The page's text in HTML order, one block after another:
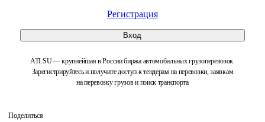
Регистрация
Вход
ATI.SU — крупнейшая в России биржа автомобильных грузоперевозок.
Зарегистрируйтесь и получите доступ к тендерам на перевозки, заявкам
на перевозку грузов и поиск транспорта
Поделиться